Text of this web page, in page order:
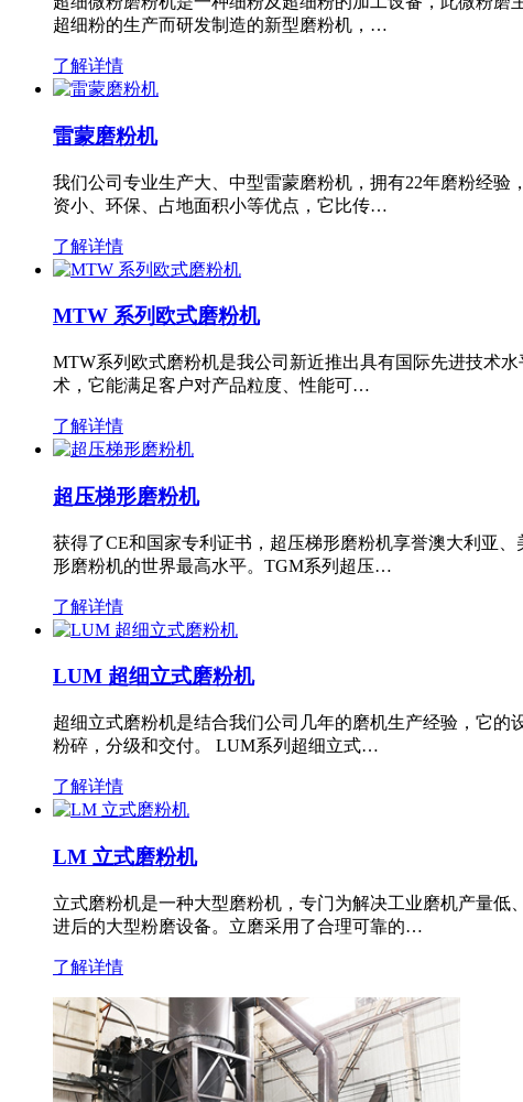
超细粉的生产而研发制造的新型磨粉机，…
了解详情
雷蒙磨粉机
我们公司专业生产大、中型雷蒙磨粉机，拥有22年磨粉经
资小、环保、占地面积小等优点，它比传…
了解详情
MTW 系列欧式磨粉机
MTW系列欧式磨粉机是我公司新近推出具有国际先进技术
术，它能满足客户对产品粒度、性能可…
了解详情
超压梯形磨粉机
获得了CE和国家专利证书，超压梯形磨粉机享誉澳大利亚
形磨粉机的世界最高水平。TGM系列超压…
了解详情
LUM 超细立式磨粉机
超细立式磨粉机是结合我们公司几年的磨机生产经验，它
粉碎，分级和交付。 LUM系列超细立式…
了解详情
LM 立式磨粉机
立式磨粉机是一种大型磨粉机，专门为解决工业磨机产量
进后的大型粉磨设备。立磨采用了合理可靠的…
了解详情